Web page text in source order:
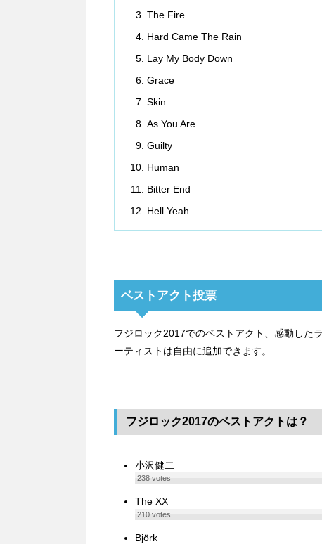
The Fire
Hard Came The Rain
Lay My Body Down
Grace
Skin
As You Are
Guilty
Human
Bitter End
Hell Yeah
ベストアクト投票
フジロック2017でのベストアクト、感動した
ーティストは自由に追加できます。
フジロック2017のベストアクトは？
小沢健二
238votes
The XX
210votes
Björk